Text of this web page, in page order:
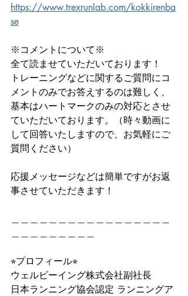
https://www.trexrunlab.com/kokkirenba
se
※コメントについて※
全て読ませていただいております！
トレーニングなどに関するご質問にコ
メントのみでお答えするのは難しく、
基本はハートマークのみの対応とさせ
ていただいております。（時々動画に
して回答いたしますので、お気軽にご
質問ください）
応援メッセージなどは簡単ですがお返
事させていただきます！
⭐︎プロフィール⭐︎
ウェルビーイング株式会社副社長
日本ランニング協会認定 ランニングア